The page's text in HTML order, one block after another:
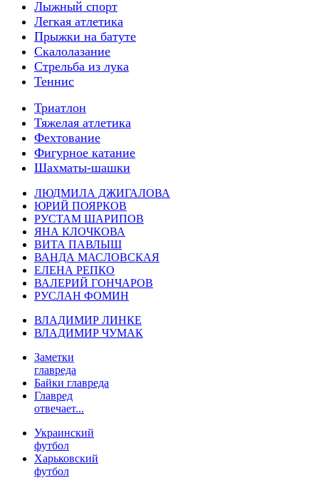
Лыжный спорт
Легкая атлетика
Прыжки на батуте
Скалолазание
Стрельба из лука
Теннис
Триатлон
Тяжелая атлетика
Фехтование
Фигурное катание
Шахматы-шашки
ЛЮДМИЛА ДЖИГАЛОВА
ЮРИЙ ПОЯРКОВ
РУСТАМ ШАРИПОВ
ЯНА КЛОЧКОВА
ВИТА ПАВЛЫШ
ВАНДА МАСЛОВСКАЯ
ЕЛЕНА РЕПКО
ВАЛЕРИЙ ГОНЧАРОВ
РУСЛАН ФОМИН
ВЛАДИМИР ЛИНКЕ
ВЛАДИМИР ЧУМАК
Заметки
главреда
Байки главреда
Главред
отвечает...
Украинский
футбол
Харьковский
футбол